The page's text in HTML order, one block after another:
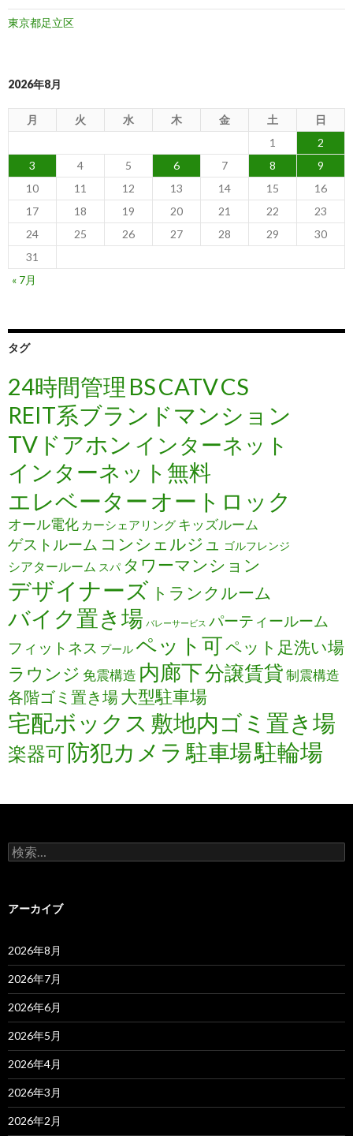
東京都足立区
2026年8月
月 火 水 木 金 土
日
1
2
3
4 5 6 7 8
9
10
11 12 13 14 15
16
17
18 19 20 21 22
23
24
25 26 27 28 29
30
31
« 7月
タグ
24時間管理 BSCATVCS
REIT系ブランドマンション
TVドアホン インターネット
インターネット無料
エレベーター オートロック
オール電化 カーシェアリング キッズルーム
ゲストルーム コンシェルジュ ゴルフレンジ
シアタールーム スパ タワーマンション
デザイナーズ トランクルーム
バイク置き場 バレーサービス パーティールーム
フィットネス プールペット可ペット足洗い場
ラウンジ 免震構造 内廊下分譲賃貸制震構造
各階ゴミ置き場大型駐車場
宅配ボックス 敷地内ゴミ置き場
楽器可防犯カメラ 駐車場駐輪場
検
索:
アーカイブ
2026年8月
2026年7月
2026年6月
2026年5月
2026年4月
2026年3月
2026年2月